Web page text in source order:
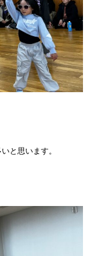
と思います。